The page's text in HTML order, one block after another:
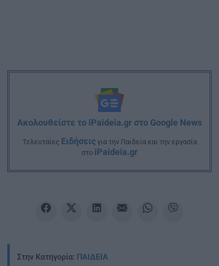
Ακολουθείστε το iPaideia.gr στο Google News
Tελευταίες Ειδήσειςγια την Παιδεία και την εργασία
στο iPaideia.gr
Στην Κατηγορία: ΠΑΙΔΕΙΑ